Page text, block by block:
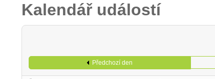
Kalendář událostí
Předchozí den